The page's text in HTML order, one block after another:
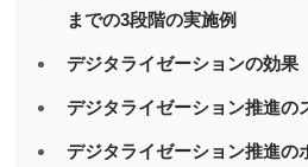
までの3段階の実施例
デジタライゼーションの効果
デジタライゼーション推進の
デジタライゼーション推進の